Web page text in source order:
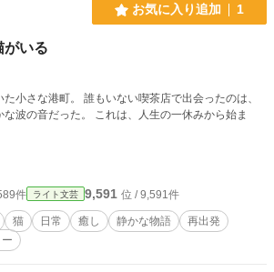
お気に入り追加 1
がいる
小さな港町。 誰もいない喫茶店で出会ったのは、
波の音だった。 これは、人生の一休みから始ま
件 ライト文芸 9,591 位 / 9,591件
猫 日常 癒し 静かな物語
再出発